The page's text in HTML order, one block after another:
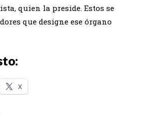
quien la preside. Estos se
que designe ese órgano
X